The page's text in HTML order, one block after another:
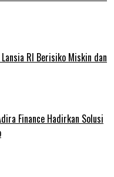
RI Berisiko Miskin dan
Finance Hadirkan Solusi